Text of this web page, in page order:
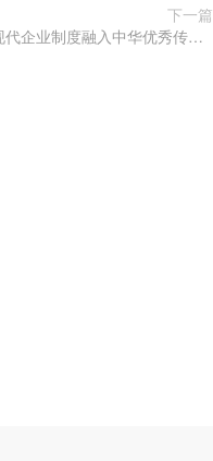
下一篇
国务院发布新政，鼓励现代企业制度融入中华优秀传统文化